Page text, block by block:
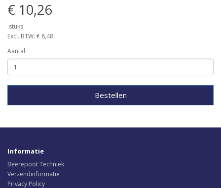
€ 10,26
stuks
Excl. BTW: € 8,48
Aantal
Bestellen
Informatie
Beerepoot Techniek
Verzendinformatie
Privacy Policy